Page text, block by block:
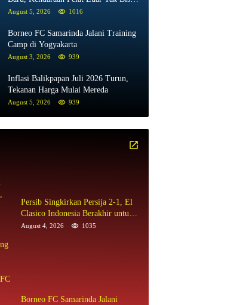
Beli BBM Subsidi
August 5, 2026 1016
Borneo FC Samarinda Jalani Training
Camp di Yogyakarta
August 3, 2026 939
Inflasi Balikpapan Juli 2026 Turun,
Tekanan Harga Mulai Mereda
August 5, 2026 939
Persib Singkirkan Persija 2-1, El
Clasico Indonesia Berakhir untuk
Maung Bandung
August 4, 2026 1035
Borneo FC Samarinda Jalani